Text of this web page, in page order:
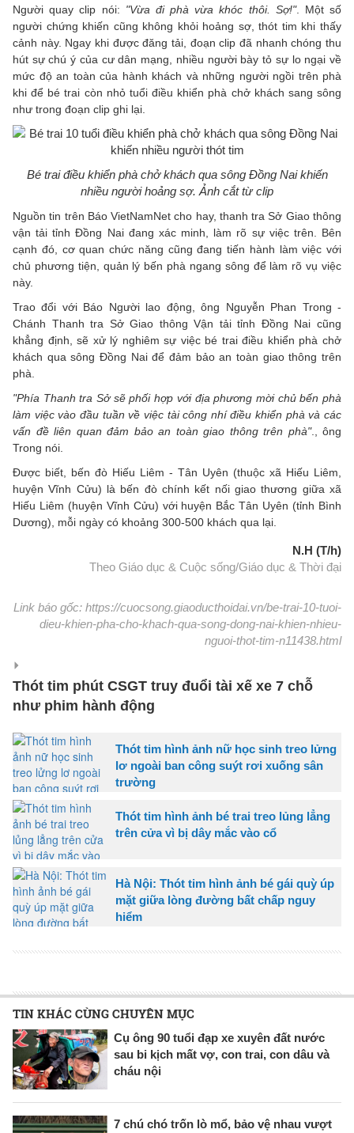
Người quay clip nói: "Vừa đi phà vừa khóc thôi. Sợ!". Một số
người chứng khiến cũng không khỏi hoảng sợ, thót tim khi thấy
cảnh này. Ngay khi được đăng tải, đoạn clip đã nhanh chóng thu
hút sự chú ý của cư dân mạng, nhiều người bày tỏ sự lo ngại về
mức độ an toàn của hành khách và những người ngồi trên phà
khi để bé trai còn nhỏ tuổi điều khiển phà chở khách sang sông
như trong đoạn clip ghi lại.
Bé trai điều khiển phà chở khách qua sông Đồng Nai khiến
nhiều người hoảng sợ. Ảnh cắt từ clip
Nguồn tin trên Báo VietNamNet cho hay, thanh tra Sở Giao thông
vận tải tỉnh Đồng Nai đang xác minh, làm rõ sự việc trên. Bên
cạnh đó, cơ quan chức năng cũng đang tiến hành làm việc với
chủ phương tiện, quản lý bến phà ngang sông để làm rõ vụ việc
này.
Trao đổi với Báo Người lao động, ông Nguyễn Phan Trong -
Chánh Thanh tra Sở Giao thông Vận tải tỉnh Đồng Nai cũng
khẳng định, sẽ xử lý nghiêm sự việc bé trai điều khiển phà chở
khách qua sông Đồng Nai để đảm bảo an toàn giao thông trên
phà.
"Phía Thanh tra Sở sẽ phối hợp với địa phương mời chủ bến phà
làm việc vào đầu tuần về việc tài công nhí điều khiển phà và các
vấn đề liên quan đảm bảo an toàn giao thông trên phà"., ông
Trong nói.
Được biết, bến đò Hiếu Liêm - Tân Uyên (thuộc xã Hiếu Liêm,
huyện Vĩnh Cửu) là bến đò chính kết nối giao thương giữa xã
Hiếu Liêm (huyện Vĩnh Cửu) với huyện Bắc Tân Uyên (tỉnh Bình
Dương), mỗi ngày có khoảng 300-500 khách qua lại.
N.H (T/h)
Theo Giáo dục & Cuộc sống/Giáo dục & Thời đại
Link báo gốc: https://cuocsong.giaoducthoidai.vn/be-trai-10-tuoi-
dieu-khien-pha-cho-khach-qua-song-dong-nai-khien-nhieu-
nguoi-thot-tim-n11438.html
Thót tim phút CSGT truy đuổi tài xế xe 7 chỗ
như phim hành động
Thót tim hình ảnh nữ học sinh treo lửng
lơ ngoài ban công suýt rơi xuống sân
trường
Thót tim hình ảnh bé trai treo lủng lẳng
trên cửa vì bị dây mắc vào cổ
Hà Nội: Thót tim hình ảnh bé gái quỳ úp
mặt giữa lòng đường bất chấp nguy
hiểm
TIN KHÁC CÙNG CHUYÊN MỤC
Cụ ông 90 tuổi đạp xe xuyên đất nước
sau bi kịch mất vợ, con trai, con dâu và
cháu nội
7 chú chó trốn lò mổ, bảo vệ nhau vượt